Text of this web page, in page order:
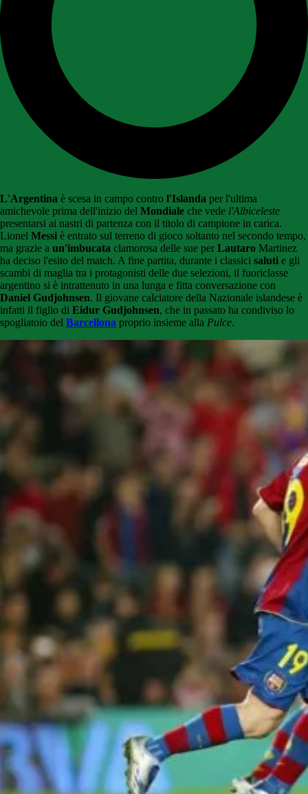
L'Argentina è scesa in campo contro l'Islanda per l'ultima
amichevole prima dell'inizio del Mondiale che vede l'Albiceleste
presentarsi ai nastri di partenza con il titolo di campione in carica.
Lionel Messi è entrato sul terreno di gioco soltanto nel secondo tempo,
ma grazie a un'imbucata clamorosa delle sue per Lautaro Martinez
ha deciso l'esito del match. A fine partita, durante i classici saluti e gli
scambi di maglia tra i protagonisti delle due selezioni, il fuoriclasse
argentino si è intrattenuto in una lunga e fitta conversazione con
Daniel Gudjohnsen. Il giovane calciatore della Nazionale islandese è
infatti il figlio di Eidur Gudjohnsen, che in passato ha condiviso lo
spogliatoio del Barcellona proprio insieme alla Pulce.